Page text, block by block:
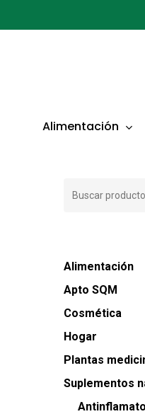
al
Presionar
Alimentación
Alimentación
Apto SQM
Cosmética
Hogar
Plantas
Suplementos